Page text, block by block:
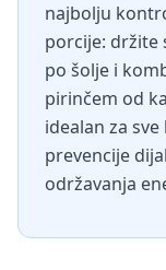
najbolju
porcije: držite
po šolje i
pirinčem od
idealan za
prevencije
održavanja